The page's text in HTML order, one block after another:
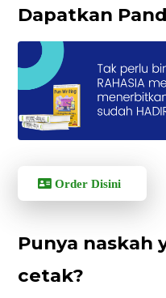
Dapatkan
Order Disini
Punya naskah
cetak?